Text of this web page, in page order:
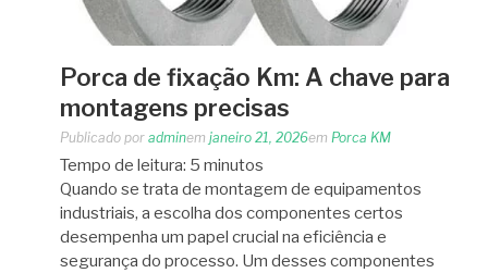
Porca de fixação Km: A chave para
montagens precisas
Publicado por adminem janeiro 21, 2026em Porca KM
Tempo de leitura: 5 minutos
Quando se trata de montagem de equipamentos
industriais, a escolha dos componentes certos
desempenha um papel crucial na eficiência e
segurança do processo. Um desses componentes